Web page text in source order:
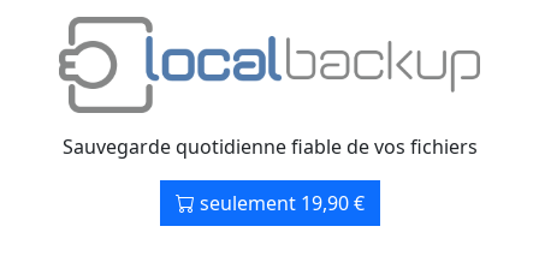
Sauvegarde quotidienne fiable de vos fichiers
seulement 19,90 €